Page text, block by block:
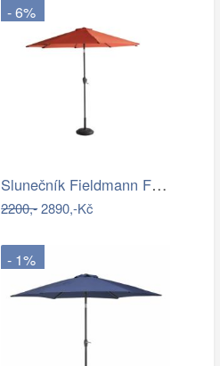
- 6%
Slunečník Fieldmann FDZN 4014
2200,-2890,-Kč
- 1%